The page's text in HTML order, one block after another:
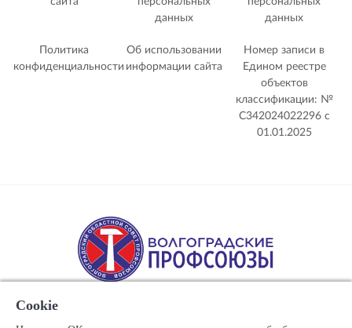
данных
данных
Политика
конфиденциальности
Об использовании
информации сайта
Номер записи в
Едином реестре
объектов
классификации: №
С342024022296 c
01.01.2025
Cookie